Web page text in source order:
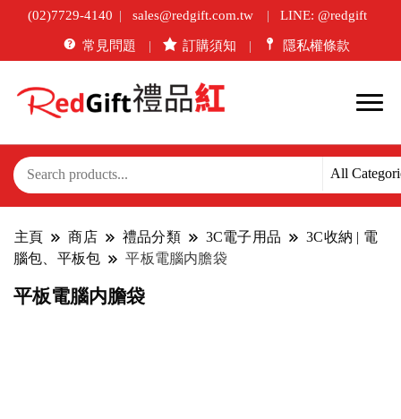
(02)7729-4140 sales@redgift.com.tw LINE: @redgift
常見問題 訂購須知 隱私權條款
主頁 商店 禮品分類 3C電子用品
3C收納 | 電
腦包、平板包
平板電腦内膽袋
平板電腦内膽袋